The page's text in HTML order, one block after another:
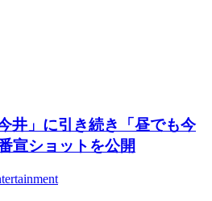
井」に引き続き「昼でも今
宣ショットを公開